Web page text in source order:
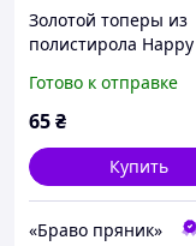
Золотой топеры из
полистирола Happy
шт в упаковке), 10 см
Готово к отправке
65₴
Купить
«Браво пряник»